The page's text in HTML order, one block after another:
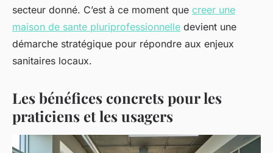
secteur donné. C’est à ce moment que creer une
maison de sante pluriprofessionnelle devient une
démarche stratégique pour répondre aux enjeux
sanitaires locaux.
Les bénéfices concrets pour les
praticiens et les usagers